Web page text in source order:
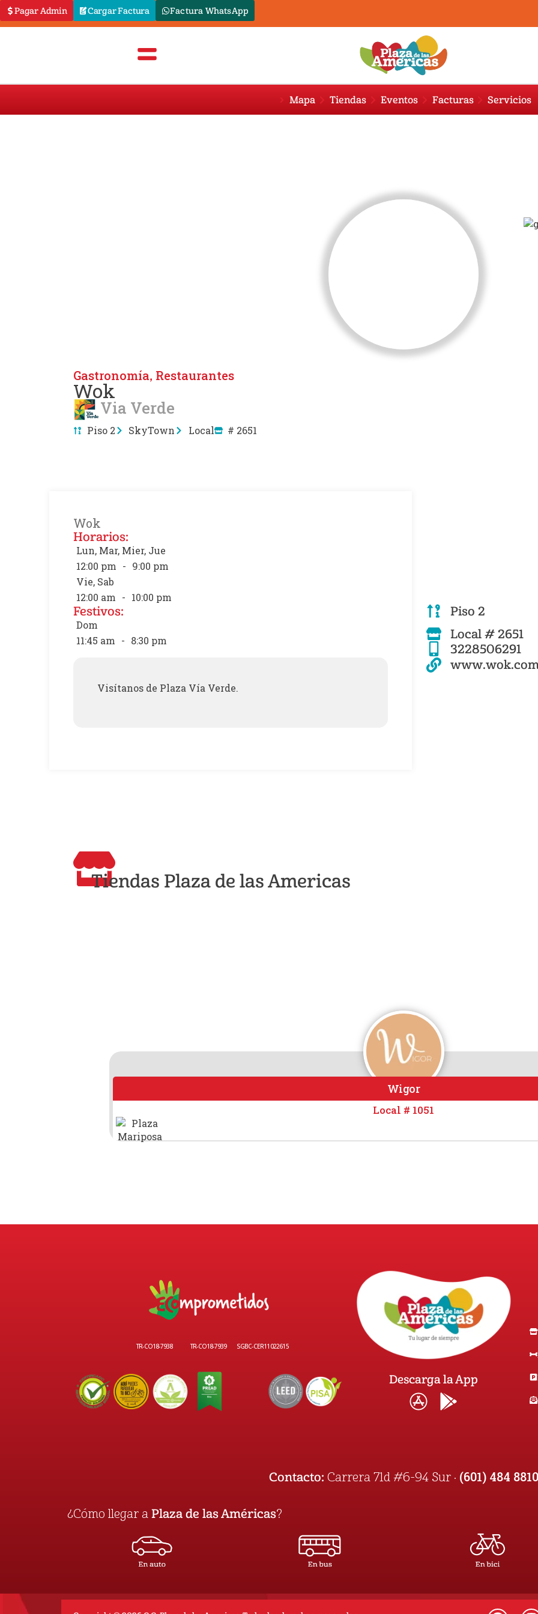
Pagar Admin Cargar Factura Factura WhatsApp
Mapa Tiendas Eventos Facturas Servicios
Gastronomía, Restaurantes
Wok
Via Verde
Piso 2 SkyTown Local # 2651
Wok
Horarios:
Lun, Mar, Mier, Jue
12:00 pm - 9:00 pm
Vie, Sab
12:00 am - 10:00 pm
Festivos:
Dom
11:45 am - 8:30 pm
Visítanos de Plaza Vía Verde.
Piso 2
Local # 2651
3228506291
Tiendas Plaza de las Americas
Wigor
Local # 1051
TR-CO18-7938 TR-CO18-7939 SGBC-CER11022615
Descarga la App
Contacto: Carrera 71d #6-94 Sur · (601) 484 8810
¿Cómo llegar a Plaza de las Américas?